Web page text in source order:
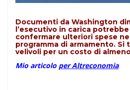
Documenti da Washington
l’esecutivo in carica
confermare ulteriori spese
programma di armamento.
velivoli per un costo di
Mio articolo per Altreconomia